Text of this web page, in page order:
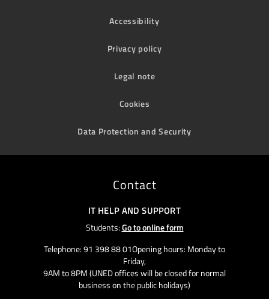
Accessibility
Privacy policy
Legal note
Cookies
Data Protection and Security
Contact
IT HELP AND SUPPORT
Students:Go to online form
Telephone: 91 398 88 01Opening hours: Monday to
Friday,
9AM to 8PM (UNED offices will be closed for normal
business on the public holidays)